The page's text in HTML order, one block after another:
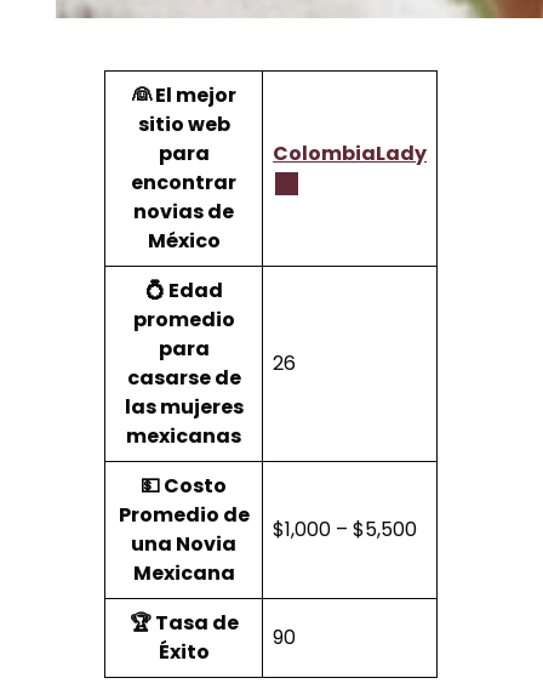
👰 El mejor
sitio web
para
encontrar
novias de
México
ColombiaLady
💍 Edad
promedio
para
casarse de
las mujeres
mexicanas
26
💵 Costo
Promedio de
una Novia
Mexicana
$1,000 – $5,500
🏆 Tasa de
Éxito
90